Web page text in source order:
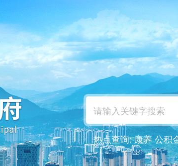
热点查询:康养 公积